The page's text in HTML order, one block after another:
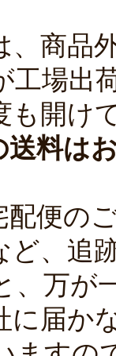
商品
工場出
開け
送料は
便の
、追
、万が
届か